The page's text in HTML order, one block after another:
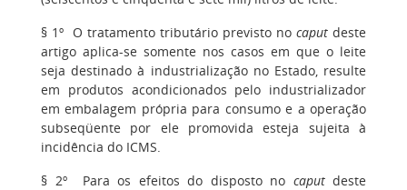
§ 1º O tratamento tributário previsto no caput deste
artigo aplica-se somente nos casos em que o leite
seja destinado à industrialização no Estado, resulte
em produtos acondicionados pelo industrializador
em embalagem própria para consumo e a operação
subseqüente por ele promovida esteja sujeita à
incidência do ICMS.
§ 2º Para os efeitos do disposto no caputdeste